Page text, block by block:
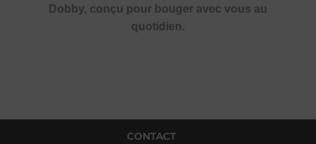
Dobby, conçu pour bouger avec vous au
quotidien.
CONTACT